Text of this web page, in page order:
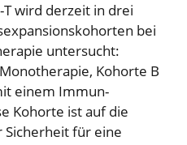
T wird derzeit in drei
bei
untersucht:
Kohorte B
einem Immun-
Kohorte ist auf die
Sicherheit für eine